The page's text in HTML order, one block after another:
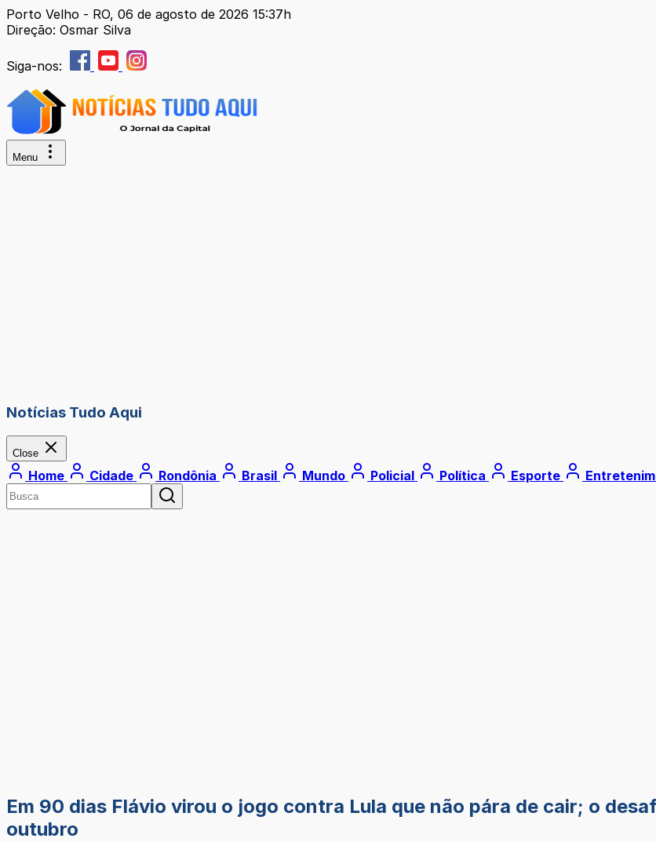
Porto Velho - RO, 06 de agosto de 2026 15:37h
Direção: Osmar Silva
Siga-nos:
Menu
Notícias Tudo Aqui
Close
Home Cidade Rondônia Brasil Mundo Policial Política Esporte
Em 90 dias Flávio virou o jogo contra Lula que não pára de cair; o
outubro